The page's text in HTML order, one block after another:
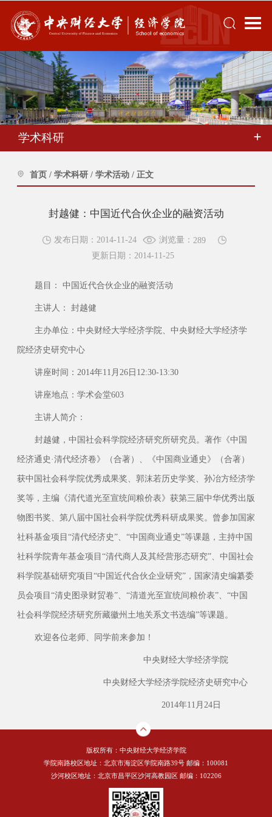
学术科研
首页 / 学术科研 / 学术活动 / 正文
封越健：中国近代合伙企业的融资活动
发布日期：2014-11-24 浏览量： 289
更新日期：2014-11-25
题目： 中国近代合伙企业的融资活动
主讲人： 封越健
主办单位：中央财经大学经济学院、中央财经大学经济学
院经济史研究中心
讲座时间：2014年11月26日12:30-13:30
讲座地点：学术会堂603
主讲人简介：
封越健，中国社会科学院经济研究所研究员。著作《中国
经济通史·清代经济卷》（合著）、《中国商业通史》（合著）
获中国社会科学院优秀成果奖、郭沫若历史学奖、孙冶方经济学
奖等，主编《清代道光至宣统间粮价表》获第三届中华优秀出版
物图书奖、第八届中国社会科学院优秀科研成果奖。曾参加国家
社科基金项目“清代经济史”、“中国商业通史”等课题，主持中国
社科学院青年基金项目“清代商人及其经营形态研究”、中国社会
科学院基础研究项目“中国近代合伙企业研究”，国家清史编纂委
员会项目“清史图录财贸卷”、“清道光至宣统间粮价表”、“中国
社会科学院经济研究所藏徽州土地关系文书选编”等课题。
欢迎各位老师、同学前来参加！
中央财经大学经济学院
中央财经大学经济学院经济史研究中心
2014年11月24日
版权所有：中央财经大学经济学院
学院南路校区地址：北京市海淀区学院南路39号 邮编：100081
沙河校区地址：北京市昌平区沙河高教园区 邮编：102206